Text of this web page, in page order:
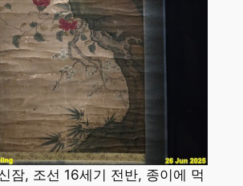
잠, 조선 16세기 전반, 종이에 먹